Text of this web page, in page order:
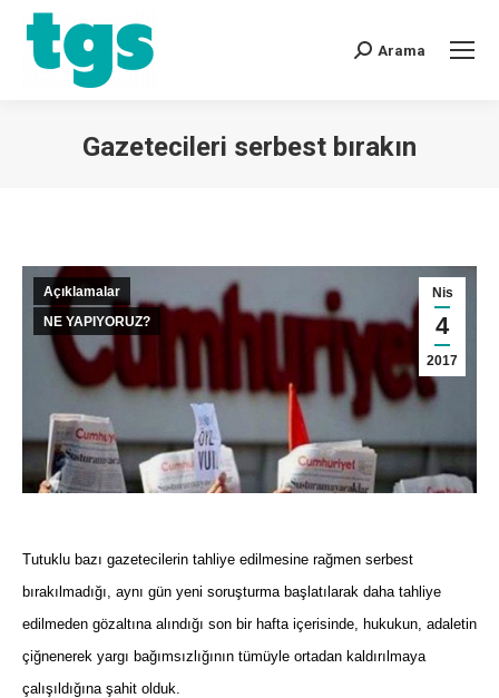
Arama
Gazetecileri serbest bırakın
Nis
4
2017
Açıklamalar
NE YAPIYORUZ?
Tutuklu bazı gazetecilerin tahliye edilmesine rağmen serbest
bırakılmadığı, aynı gün yeni soruşturma başlatılarak daha tahliye
edilmeden gözaltına alındığı son bir hafta içerisinde, hukukun, adaletin
çiğnenerek yargı bağımsızlığının tümüyle ortadan kaldırılmaya
çalışıldığına şahit olduk.